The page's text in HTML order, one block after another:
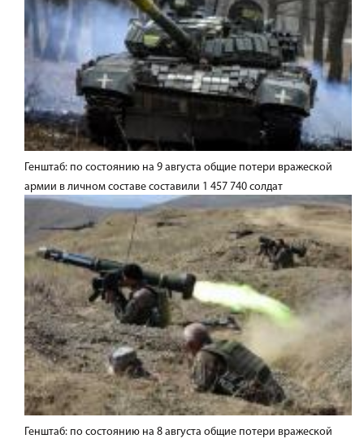
Генштаб: по состоянию на 9 августа общие потери вражеской
армии в личном составе составили 1 457 740 солдат
Генштаб: по состоянию на 8 августа общие потери вражеской